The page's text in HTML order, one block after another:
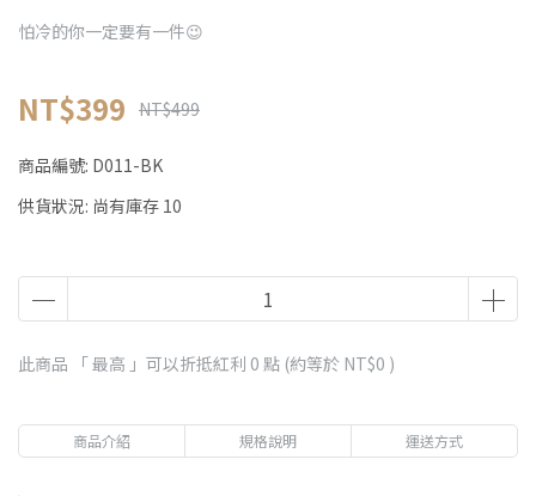
怕冷的你一定要有一件😉
NT$399 NT$499
商品編號: D011-BK
供貨狀況: 尚有庫存 10
此商品 「 最高 」可以折抵紅利 0 點 (約等於 NT$0 )
商品介紹 規格說明 運送方式